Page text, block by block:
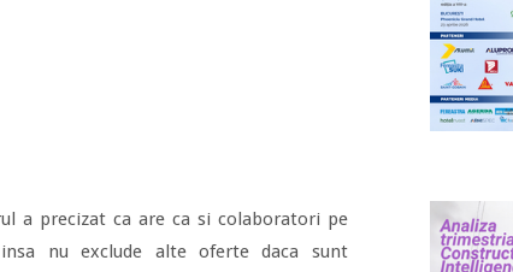
a precizat ca are ca si colaboratori pe
nu exclude alte oferte daca sunt